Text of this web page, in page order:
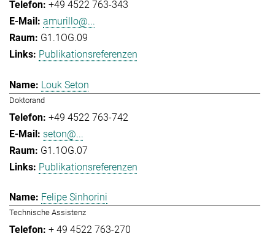
+49 4522 763-343
amurillo@...
G1.1OG.09
Publikationsreferenzen
Louk Seton
Doktorand
+49 4522 763-742
seton@...
G1.1OG.07
Publikationsreferenzen
Felipe Sinhorini
Technische Assistenz
+ 49 4522 763-270